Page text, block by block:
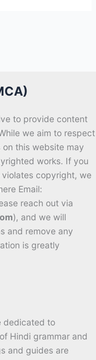
to provide content
we aim to respect
this website may
works. If you
copyright, we
Email:
reach out via
), and we will
and remove any
is greatly
dedicated to
Hindi grammar and
and guides are